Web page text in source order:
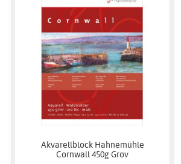
Akvarellblock Hahnemühle
Cornwall 450g Grov